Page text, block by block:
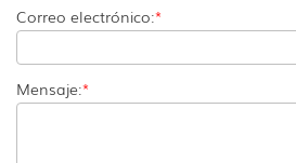
Correo electrónico:*
Mensaje:*